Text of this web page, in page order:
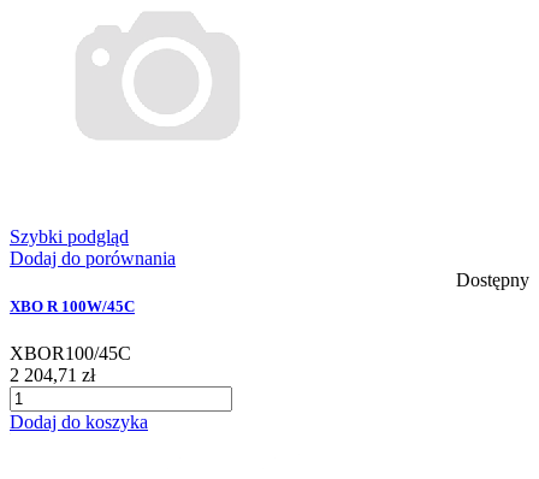
Szybki podgląd
Dodaj do porównania
Dostępny
XBO R 100W/45C
XBOR100/45C
2 204,71 zł
Dodaj do koszyka